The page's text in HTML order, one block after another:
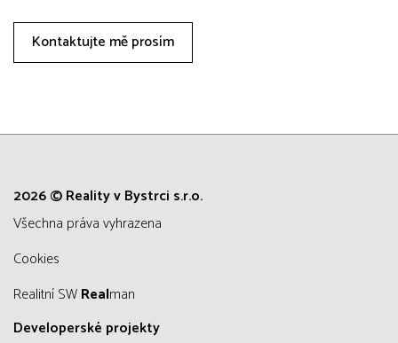
Kontaktujte mě prosím
2026 © Reality v Bystrci s.r.o.
všechna práva vyhrazena
Cookies
Realitní SWRealman
Developerské projekty